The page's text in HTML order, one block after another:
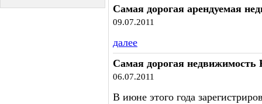
Самая дорогая арендуемая
09.07.2011
далее
Самая дорогая недвижимость
06.07.2011
В июне этого года